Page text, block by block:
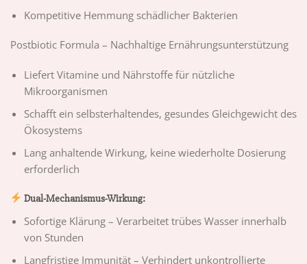
Kompetitive Hemmung schädlicher Bakterien
Postbiotic Formula – Nachhaltige Ernährungsunterstützung
Liefert Vitamine und Nährstoffe für nützliche
Mikroorganismen
Schafft ein selbsterhaltendes, gesundes Gleichgewicht des
Ökosystems
Lang anhaltende Wirkung, keine wiederholte Dosierung
erforderlich
Dual-Mechanismus-Wirkung:
Sofortige Klärung – Verarbeitet trübes Wasser innerhalb
von Stunden
Langfristige Immunität – Verhindert unkontrollierte